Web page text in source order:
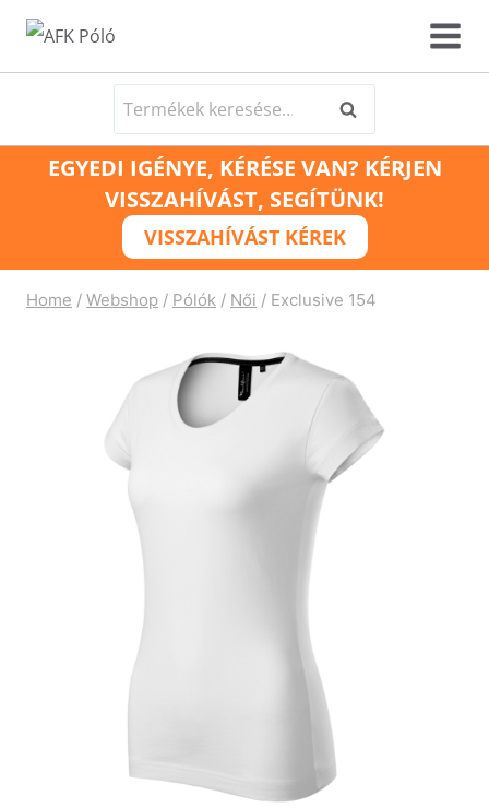
Skip
Keresés
a
következőre:
Keresés
EGYEDI IGÉNYE, KÉRÉSE VAN? KÉRJEN
VISSZAHÍVÁST, SEGÍTÜNK!
VISSZAHÍVÁST KÉREK
Home / Webshop / Pólók / Női / Exclusive 154